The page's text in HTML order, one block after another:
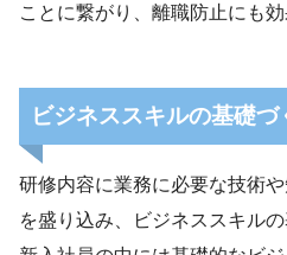
ことに繋がり、離職防止にも効
ビジネススキルの基礎づ
研修内容に業務に必要な技術
を盛り込み、ビジネススキル